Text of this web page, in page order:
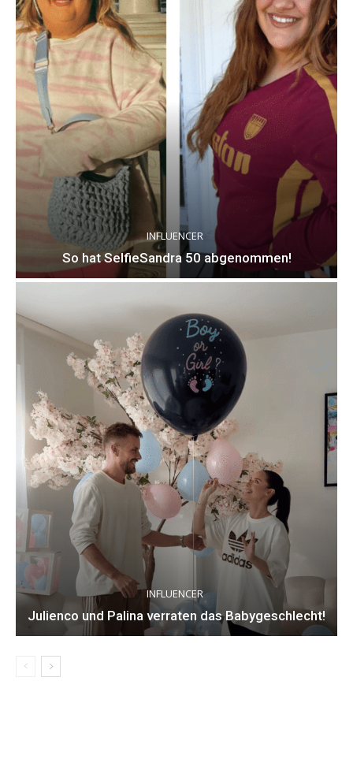
INFLUENCER
So hat SelfieSandra 50 abgenommen!
INFLUENCER
Julienco und Palina verraten das Babygeschlecht!